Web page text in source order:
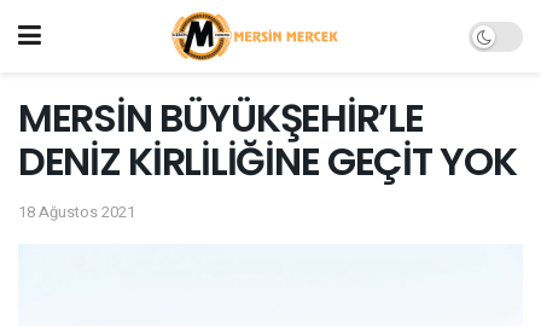
MERSİN BÜYÜKŞEHİR’LE
DENİZ KİRLİLİĞİNE GEÇİT YOK
18 Ağustos 2021